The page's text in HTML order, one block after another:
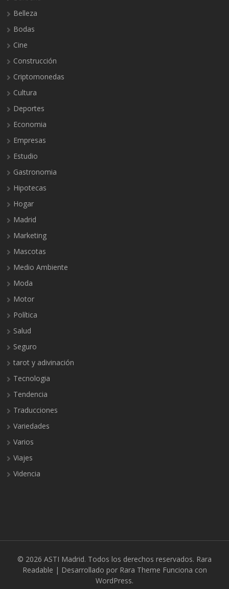
Belleza
Bodas
Cine
Construcción
Criptomonedas
Cultura
Deportes
Economia
Empresas
Estudio
Gastronomia
Hipotecas
Hogar
Madrid
Marketing
Mascotas
Medio Ambiente
Moda
Motor
Política
Salud
Seguro
tarot y adivinación
Tecnologia
Tendencia
Traducciones
Variedades
Varios
Viajes
Videncia
© 2026 ASTI Madrid. Todos los derechos reservados. Rara
Readable | Desarrollado por Rara Theme Funciona con
WordPress.